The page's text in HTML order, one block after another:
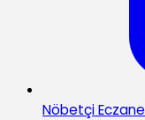
Nöbetçi Eczane